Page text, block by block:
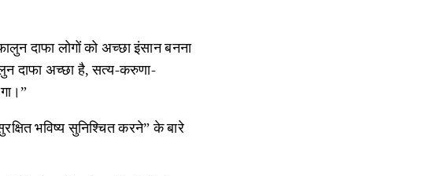
दाफा लोगों को अच्छा इंसान बनना
दाफा अच्छा है, सत्य-करुणा-
भविष्य सुनिश्चित करने” के बारे